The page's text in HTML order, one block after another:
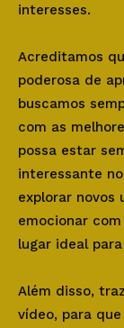
interesses.
Acreditamos
poderosa de
buscamos
com as
possa estar
interessante
explorar novos
emocionar
lugar ideal
Além disso,
vídeo, para